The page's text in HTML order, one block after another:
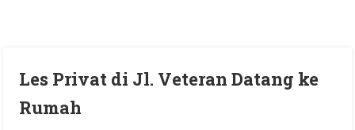
Les Privat di Jl. Veteran Datang ke
Rumah